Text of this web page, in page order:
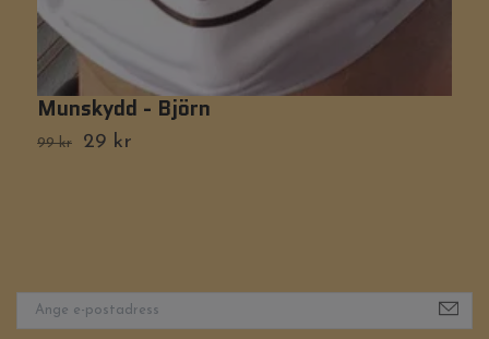
Munskydd - Björn
99 kr 29 kr